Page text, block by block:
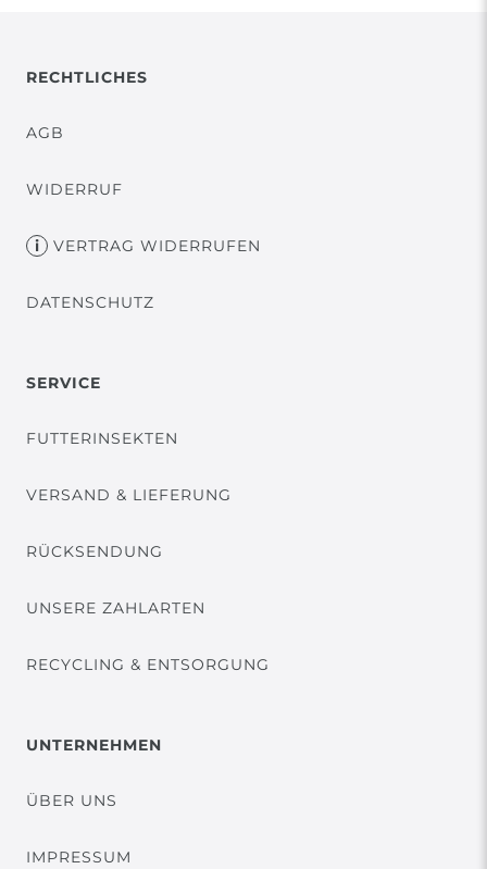
RECHTLICHES
AGB
WIDERRUF
VERTRAG WIDERRUFEN
DATENSCHUTZ
SERVICE
FUTTERINSEKTEN
VERSAND & LIEFERUNG
RÜCKSENDUNG
UNSERE ZAHLARTEN
RECYCLING & ENTSORGUNG
UNTERNEHMEN
ÜBER UNS
IMPRESSUM